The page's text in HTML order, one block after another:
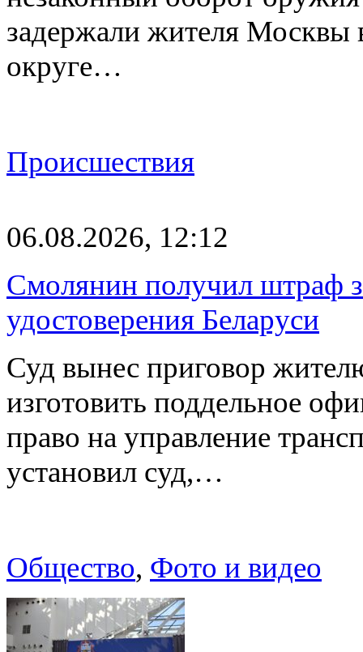
задержали жителя
округе…
Происшествия
06.08.2026, 12:12
Смолянин получил штраф
удостоверения Беларуси
Суд вынес приговор
изготовить поддельное
право на управление
установил суд,…
Общество, Фото и видео